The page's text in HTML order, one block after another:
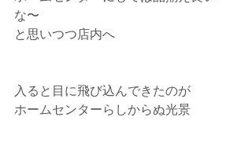
な〜
と思いつつ店内へ
入ると目に飛び込んできたのが
ホームセンターらしからぬ光景